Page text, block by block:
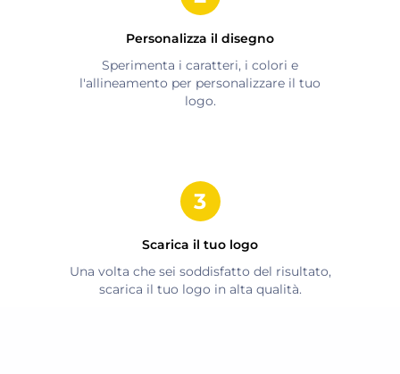
Personalizza il disegno
Sperimenta i caratteri, i colori e
l'allineamento per personalizzare il tuo
logo.
Scarica il tuo logo
Una volta che sei soddisfatto del risultato,
scarica il tuo logo in alta qualità.